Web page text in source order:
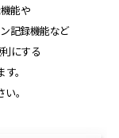
能や
記録機能など
にする
。
。